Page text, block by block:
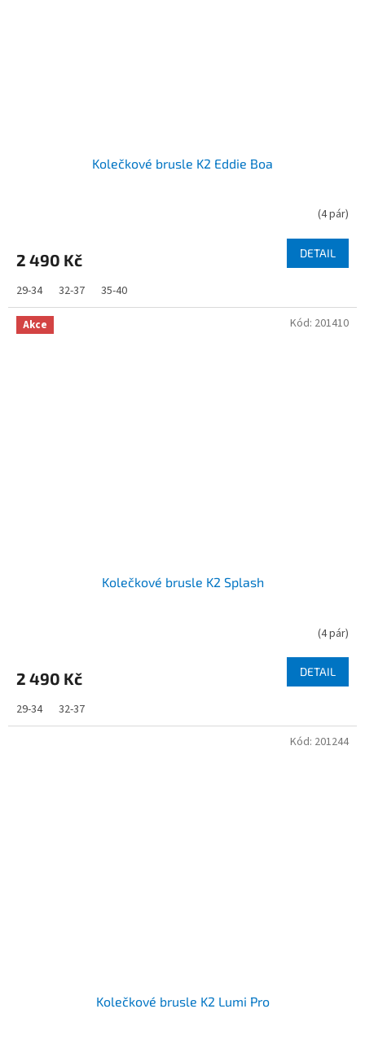
Kolečkové brusle K2 Eddie Boa
(4 pár)
2 490 Kč DETAIL
29-34 32-37 35-40
Akce
Kolečkové brusle K2 Splash
(4 pár)
2 490 Kč DETAIL
29-34 32-37
Kód: 201410
Kolečkové brusle K2 Lumi Pro
Kód: 201244